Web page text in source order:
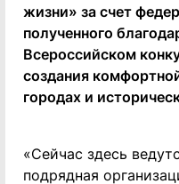
жизни» за счет
полученного
Всероссийском
создания
городах и
«Сейчас здесь
подрядная